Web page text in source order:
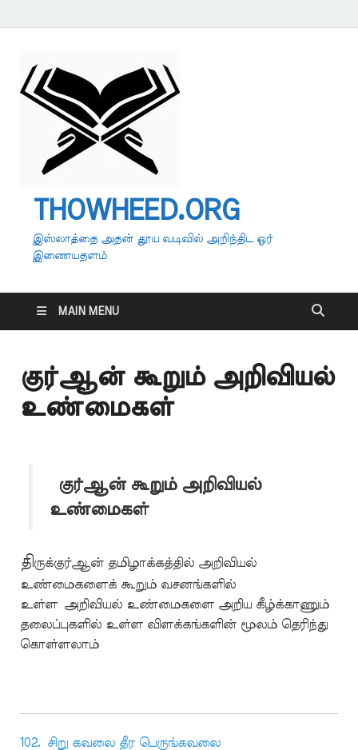
THOWHEED.ORG
இஸ்லாத்தை அதன் தூய வடிவில் அறிந்திட ஓர்
இணையதளம்
MAIN MENU
குர்ஆன் கூறும் அறிவியல்
உண்மைகள்
குர்ஆன் கூறும் அறிவியல்
உண்மைகள்
தி ருக்குர்ஆன் தமிழாக்கத்தில் அறிவியல்
உண்மைகளைக் கூறும் வசனங்களில்
உள்ள அறிவியல் உண்மைகளை அறிய கீழ்க்காணும்
தலைப்புகளில் உள்ள விளக்கங்களின் மூலம் தெரிந்து
கொள்ளலாம்
102. சிறு கவலை தீர பெருங்கவலை